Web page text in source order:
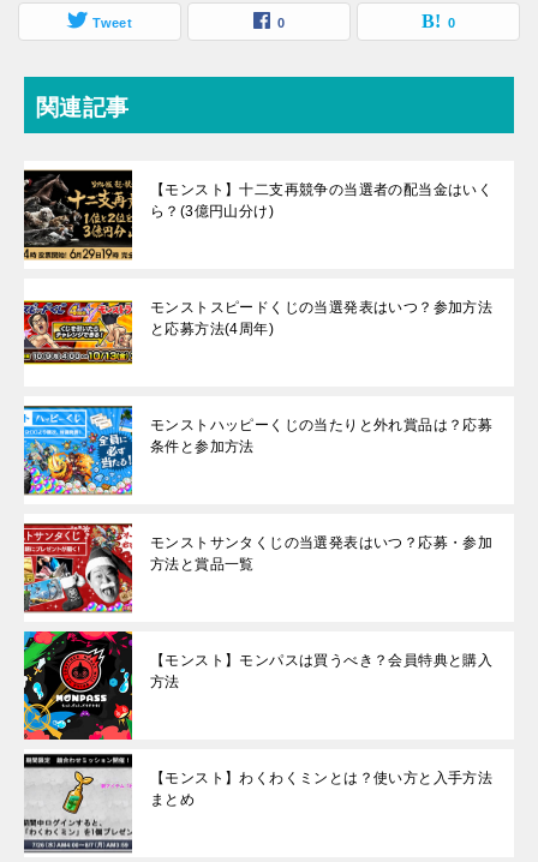
Tweet 0 0
関連記事
【モンスト】十二支再競争の当選者の配当金はいく
ら？(3億円山分け)
モンストスピードくじの当選発表はいつ？参加方法
と応募方法(4周年)
モンストハッピーくじの当たりと外れ賞品は？応募
条件と参加方法
モンストサンタくじの当選発表はいつ？応募・参加
方法と賞品一覧
【モンスト】モンパスは買うべき？会員特典と購入
方法
【モンスト】わくわくミンとは？使い方と入手方法
まとめ